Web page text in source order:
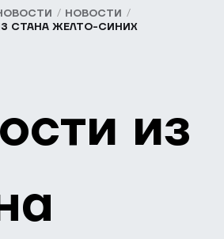
НОВОСТИ
СТАНА ЖЕЛТО-СИНИХ
из